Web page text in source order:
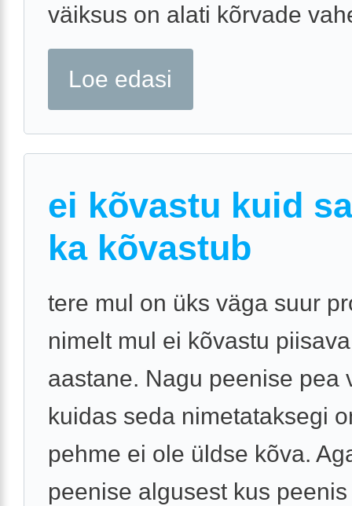
väiksus on alati kõrvade
Loe edasi
ei kõvastu kuid
ka kõvastub
tere mul on üks väga suur
nimelt mul ei kõvastu
aastane. Nagu peenise pea
kuidas seda nimetataksegi
pehme ei ole üldse kõva.
peenise algusest kus peenis